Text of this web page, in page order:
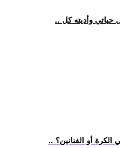
حياتي وأديته كل
أو الفنانين؟